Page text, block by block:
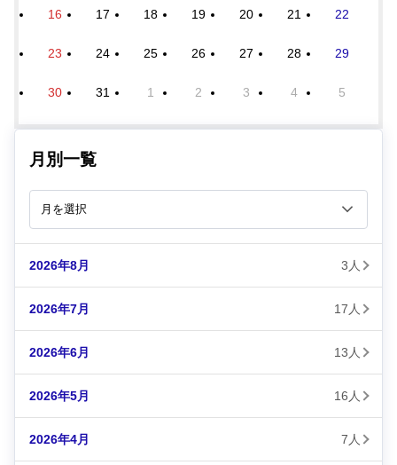
16 17 18 19 20 21 22
23 24 25 26 27 28 29
30 31 1 2 3 4 5
月別一覧
2026年8月 3人
2026年7月 17人
2026年6月 13人
2026年5月 16人
2026年4月 7人